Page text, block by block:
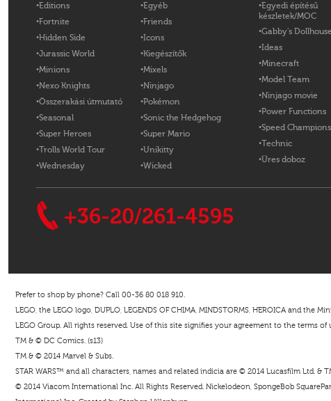
Editions
Fortnite
Hidden Side
Jurassic World
Minions
Nexo Knights
Összerakási útmutató
Seasonal
Super Heroes
Trolls World Tour
Wednesday
Egyéb
Friends
Icons
Kiegészítők
Mixels
Ninjago
Pokémon
Sonic the Hedgehog
Super Mario
Unikitty
Wicked
Egyedi építésű
készletek/MOC
Gabby's Dollhouse
Ideas
Minecraft
Model Team
Ninjago movie
Power Functions
Speed Champions
Technic
Üres doboz
+36-20/261-4595
Prefer to shop by phone? Call 00-36 80 018 910.
LEGO, the LEGO logo, DUPLO, LEGENDS OF CHIMA, MINDSTORMS, HEROICA and
LEGO Group. All rights reserved. Use of this site signifies your agreement to the terms of
TM & © DC Comics. (s13)
TM & © 2014 Marvel & Subs.
STAR WARS™ and all characters, names and related indicia are © 2014 Lucasfilm Ltd. &
© 2014 Viacom International Inc. All Rights Reserved. Nickelodeon, SpongeBob